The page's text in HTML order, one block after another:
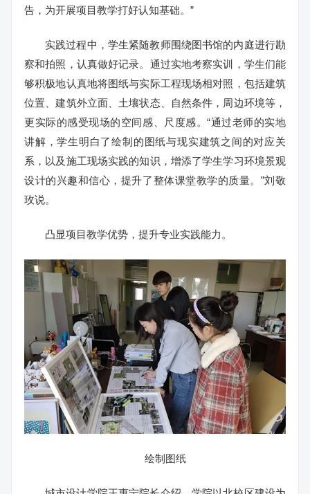
告，为开展项目教学打好认知基础。”
实践过程中，学生紧随教师围绕图书馆的内庭进行勘
察和拍照，认真做好记录。通过实地考察实训，学生们能
够积极地认真地将图纸与实际工程现场相对照，包括建筑
位置、建筑外立面、土壤状态、自然条件，周边环境等，
更实际的感受现场的空间感、尺度感。“通过老师的实地
讲解，学生明白了绘制的图纸与现实建筑之间的对应关
系，以及施工现场实践的知识，增添了学生学习环境景观
设计的兴趣和信心，提升了整体课堂教学的质量。”刘敬
玫说。
凸显项目教学优势，提升专业实践能力。
绘制图纸